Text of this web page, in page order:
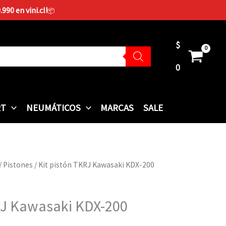
en vini.cl!📦
$
0
NEUMÁTICOS MARCAS SALE
/ Pistones / Kit pistón TKRJ Kawasaki KDX-200
Kawasaki KDX-200